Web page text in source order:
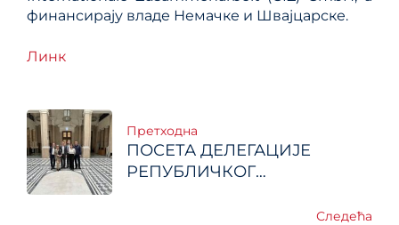
финансирају владе Немачке и Швајцарске.
Линк
Кретање
чланка
Претходна
ПОСЕТА ДЕЛЕГАЦИЈЕ
РЕПУБЛИЧКОГ
ПОЛИТИКЕ РЕПУБЛИЦИСледећа